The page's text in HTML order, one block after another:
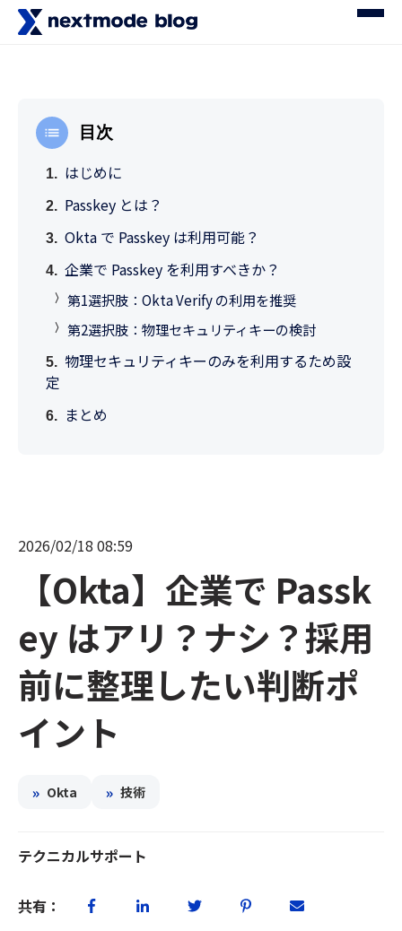
目次
はじめに
Passkey とは？
Okta で Passkey は利用可能？
企業で Passkey を利用すべきか？
第1選択肢：Okta Verify の利用を推奨
第2選択肢：物理セキュリティキーの検討
物理セキュリティキーのみを利用するため設
定
まとめ
2026/02/18 08:59
【Okta】企業で Passk
ey はアリ？ナシ？採用
前に整理したい判断ポ
イント
» Okta » 技術
テクニカルサポート
共有：